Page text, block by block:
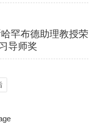
罕布德助理教授荣
导师奖